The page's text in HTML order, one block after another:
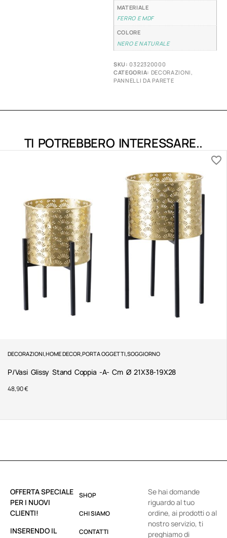
MATERIALE
FERRO E MDF
COLORE
NERO E NATURALE
SKU:0322320000
CATEGORIA: DECORAZIONI
PANNELLI DA PARETE
TI POTREBBERO INTERESSARE..
DECORAZIONI,HOME DECOR,PORTA OGGETTI,SOGGIORNO
P/Vasi Glissy Stand Coppia -A- Cm Ø 21X38-19X28
48,90€
OFFERTA SPECIALE
PER I NUOVI
CLIENTI!
INSERENDO IL
SHOP
CHI SIAMO
CONTATTI
Se hai domande
riguardo al tuo
ordine, ai prodotti o al
nostro servizio, ti
preghiamo di